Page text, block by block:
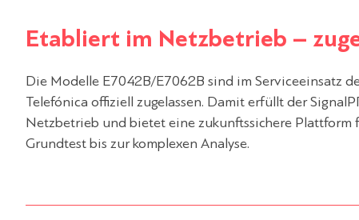
Etabliert im Netzbetrieb –
Die Modelle E7042B/E7062B sind im Serviceeinsatz
Telefónica offiziell zugelassen. Damit erfüllt der
Netzbetrieb und bietet eine zukunftssichere Plattform
Grundtest bis zur komplexen Analyse.